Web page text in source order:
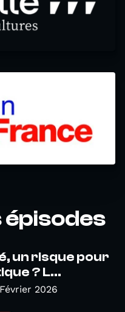
un risque pour
? L...
2026